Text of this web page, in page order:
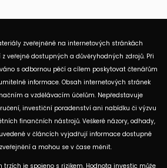
zveřejněné na internetových stránkách
veřejně dostupných a důvěryhodných zdrojů. Při
s odbornou péčí a cílem poskytovat čtenářům
informace. Obsah internetových stránek
a vzdělávacím účelům. Nepředstavuje
investiční poradenství ani nabídku či výzvu
finančních nástrojů. Veškeré názory, odhady,
v článcích vyjadřují informace dostupné
a mohou se v čase měnit.
je spojeno s rizikem. Hodnota investic může